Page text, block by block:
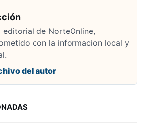
editorial de NorteOnline,
con la informacion local y
del autor